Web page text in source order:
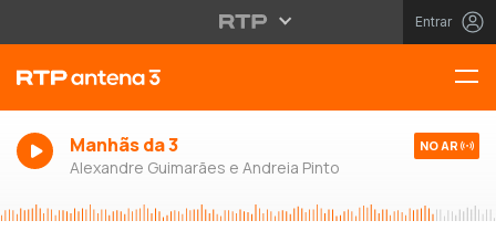
Entrar
Manhãs da 3
Alexandre Guimarães e Andreia Pinto
NO AR